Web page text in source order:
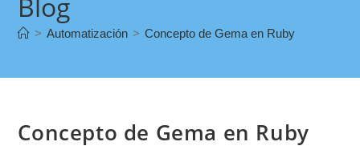
> Automatización > Concepto de Gema en Ruby
Concepto de Gema en Ruby